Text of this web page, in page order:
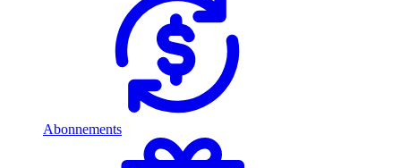
Abonnements